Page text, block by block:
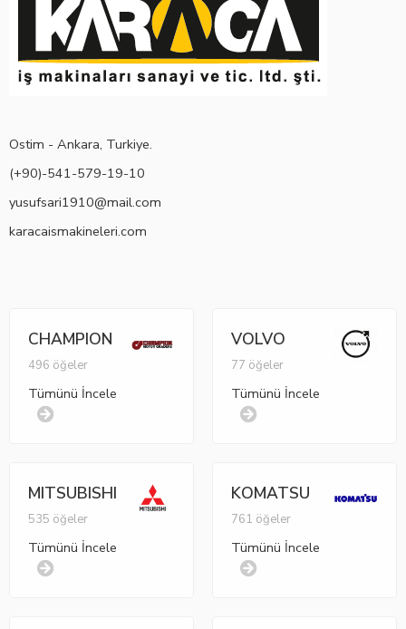
Ostim - Ankara, Turkiye.
(+90)-541-579-19-10
yusufsari1910@mail.com
karacaismakineleri.com
CHAMPION
496 öğeler
Tümünü İncele
VOLVO
77 öğeler
Tümünü İncele
MITSUBISHI
535 öğeler
Tümünü İncele
KOMATSU
761 öğeler
Tümünü İncele